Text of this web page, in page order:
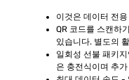
이것은 데이터 전
QR 코드를 스캔하
있습니다. 별도의
일회성 선불 패키
은 충전식이며 추